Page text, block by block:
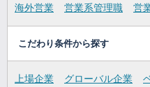
海外営業
営業系管理職 営
こだわり条件から探す
上場企業 グローバル企業